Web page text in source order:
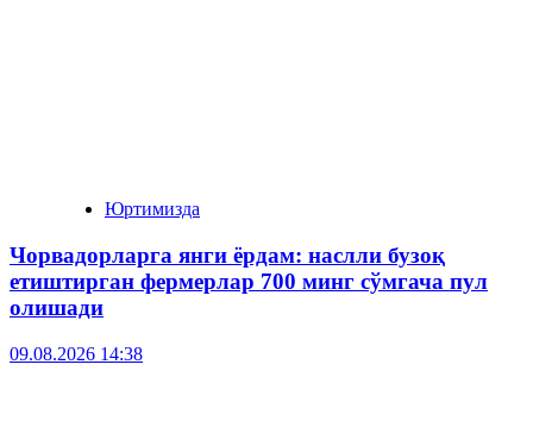
Юртимизда
Чорвадорларга янги ёрдам: наслли бузоқ
етиштирган фермерлар 700 минг сўмгача пул
олишади
09.08.2026 14:38